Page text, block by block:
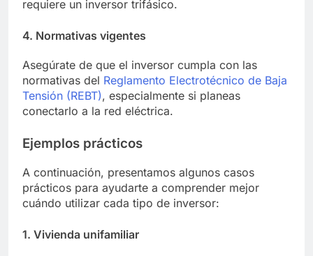
requiere un inversor trifásico.
4. Normativas vigentes
Asegúrate de que el inversor cumpla con las
normativas del Reglamento Electrotécnico de Baja
Tensión (REBT), especialmente si planeas
conectarlo a la red eléctrica.
Ejemplos prácticos
A continuación, presentamos algunos casos
prácticos para ayudarte a comprender mejor
cuándo utilizar cada tipo de inversor:
1. Vivienda unifamiliar